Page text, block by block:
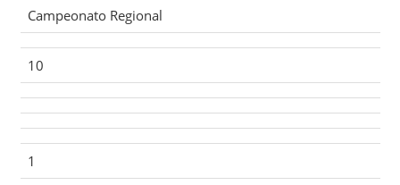
Campeonato Regional
10
1